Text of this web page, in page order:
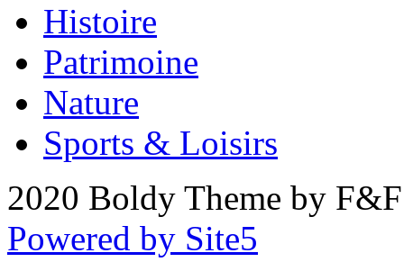
Histoire
Patrimoine
Nature
Sports & Loisirs
2020 Boldy Theme by
Powered by Site5